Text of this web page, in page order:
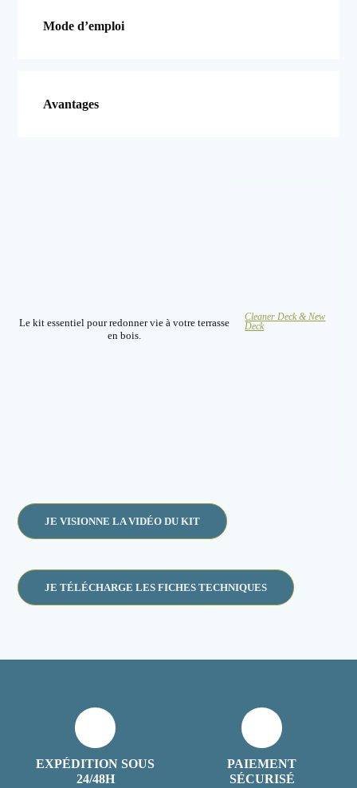
Mode d’emploi
Avantages
Le kit essentiel pour redonner vie à votre terrasse
en bois.
Cleaner Deck & New
Deck
JE VISIONNE LA VIDÉO DU KIT
JE TÉLÉCHARGE LES FICHES TECHNIQUES
EXPÉDITION SOUS
24/48H
PAIEMENT
SÉCURISÉ